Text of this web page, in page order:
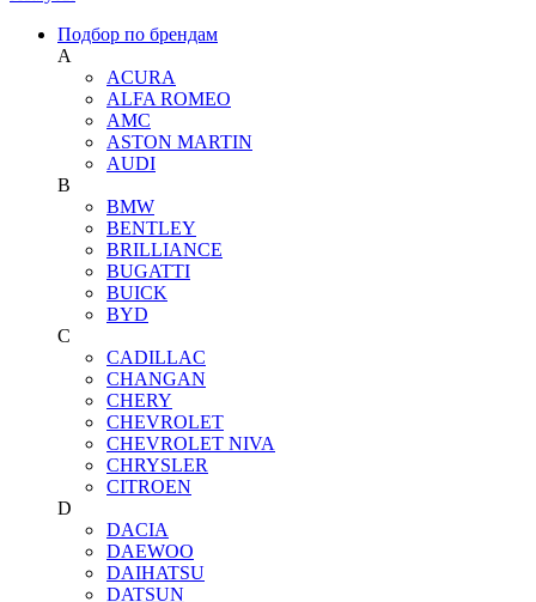
Подбор по брендам
A
ACURA
ALFA ROMEO
AMC
ASTON MARTIN
AUDI
B
BMW
BENTLEY
BRILLIANCE
BUGATTI
BUICK
BYD
C
CADILLAC
CHANGAN
CHERY
CHEVROLET
CHEVROLET NIVA
CHRYSLER
CITROEN
D
DACIA
DAEWOO
DAIHATSU
DATSUN